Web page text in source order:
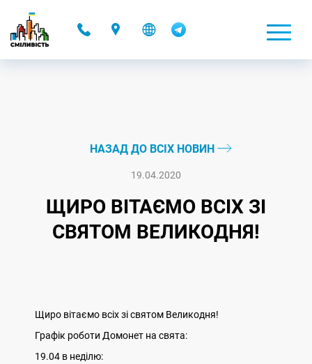
НАЗАД ДО ВСІХ НОВИН
19.04.2020
ЩИРО ВІТАЄМО ВСІХ ЗІ
СВЯТОМ ВЕЛИКОДНЯ!
Щиро вітаємо всіх зі святом Великодня!
Графік роботи Домонет на свята:
19.04 в неділю: